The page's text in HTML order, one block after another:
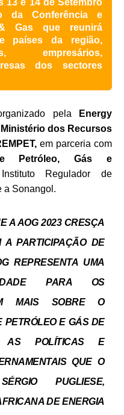
13 e 14 de Setembro
da Conferência e
Gas que reunirá
países da região,
empresários,
dos sectores
pela
Energy
dos Recursos
em parceria com
Petróleo, Gás e
Regulador de
a Sonangol.
A AOG 2023 CRESÇA
A PARTICIPAÇÃO DE
REPRESENTA UMA
PARA OS
MAIS SOBRE O
PETRÓLEO E GÁS DE
AS POLÍTICAS E
QUE O
PUGLIESE,
DE ENERGIA